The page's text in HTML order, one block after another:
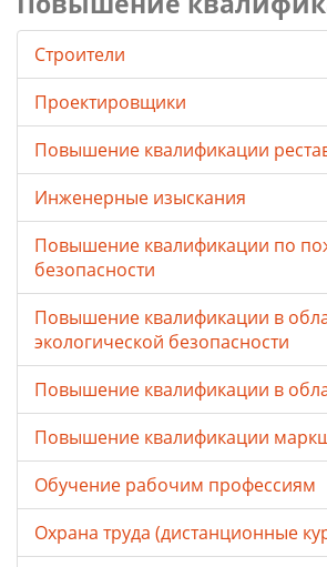
Строители
Проектировщики
Повышение квалификации
Инженерные изыскания
Повышение квалификации по
безопасности
Повышение квалификации в
экологической безопасности
Повышение квалификации в
Повышение квалификации
Обучение рабочим профессиям
Охрана труда (дистанционные